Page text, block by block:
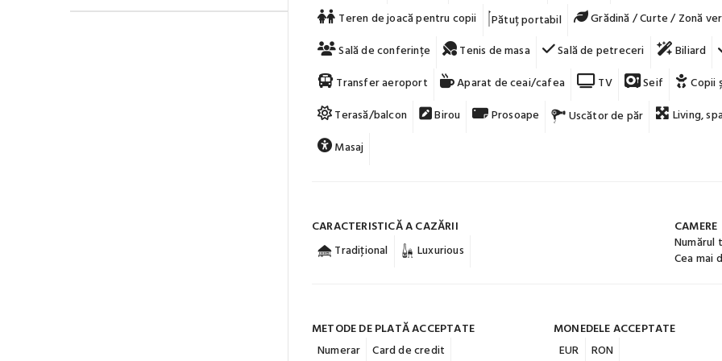
Teren de joacă pentru copii Pătuț portabil
Grădină / Curte / Zonă
Sală de conferințe
Tenis de masa Sală de petreceri
Biliard
Transfer aeroport
Aparat de ceai/cafea TV Seif
Copii
Terasă/balcon
Birou Prosoape Uscător de păr
Living,
Masaj
CARACTERISTICĂ A CAZĂRII
Tradiţional
Luxurious
CAMERE
Cea mai
METODE DE PLATĂ ACCEPTATE
Numerar
Card de credit
MONEDELE ACCEPTATE
EUR
RON